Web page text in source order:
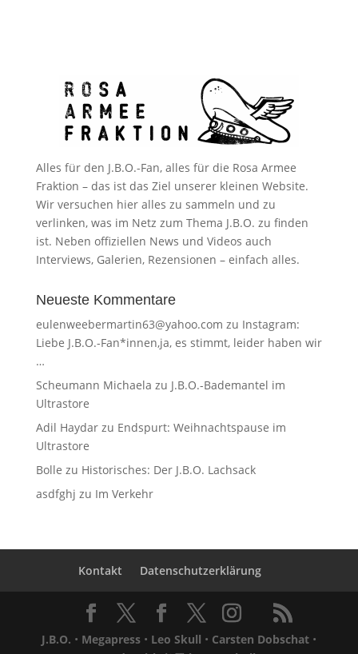
Alles für den J.B.O.-Fan, alles für die Rosa Armee
Fraktion – das ist das Ziel unserer kleinen Website.
Wir versuchen hier alles zu sammeln und zu
verlinken, was im Netz zum Thema J.B.O. zu finden
ist. Neben offiziellen News und Videos auch
Interviews, Galerien, Rezensionen – einfach alles.
Neueste Kommentare
eulenweebermartin63@yahoo.com zu Instagram:
Liebe J.B.O.-Fan*innen,ja, es stimmt, leider haben wir
…
Scheumann Michaela zu J.B.O.-Bademantel im
Ultrastore
Adil Haydarzu Endspurt: Weihnachtspause im
Ultrastore
Bolle zu Historisches: Der J.B.O. Lachsack
asdfghj zu Im Verkehr
Kontakt Datenschutzerklärung
J.B.O. • Megapress• Leo Skull • Carsten Dobschat•